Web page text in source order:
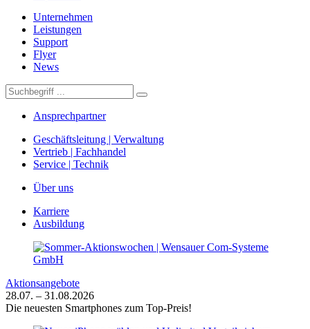
Unternehmen
Leistungen
Support
Flyer
News
Ansprechpartner
Geschäftsleitung | Verwaltung
Vertrieb | Fachhandel
Service | Technik
Über uns
Karriere
Ausbildung
Aktionsangebote
28.07. – 31.08.2026
Die neuesten Smartphones zum Top-Preis!